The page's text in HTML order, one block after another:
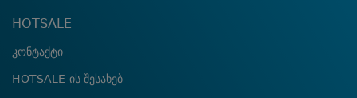
HOTSALE
კონტაქტი
HOTSALE-ის შესახებ